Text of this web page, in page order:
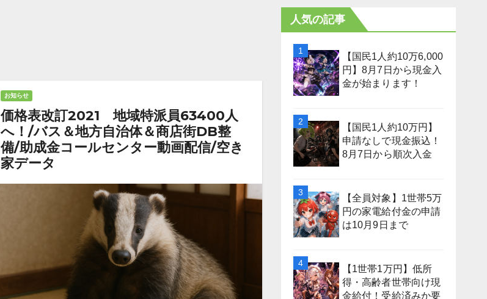
お知らせ
価格表改訂2021 地域特派員63400人
へ！/バス＆地方自治体＆商店街DB整
備/助成金コールセンター動画配信/空き
家データ
人気の記事
【国民1人約10万6,000
円】8月7日から現金入
金が始まります！
【国民1人約10万円】
申請なしで現金振込！
8月7日から順次入金
【全員対象】1世帯5万
円の家電給付金の申請
は10月9日まで
【1世帯1万円】低所
得・高齢者世帯向け現
金給付！受給済みか要